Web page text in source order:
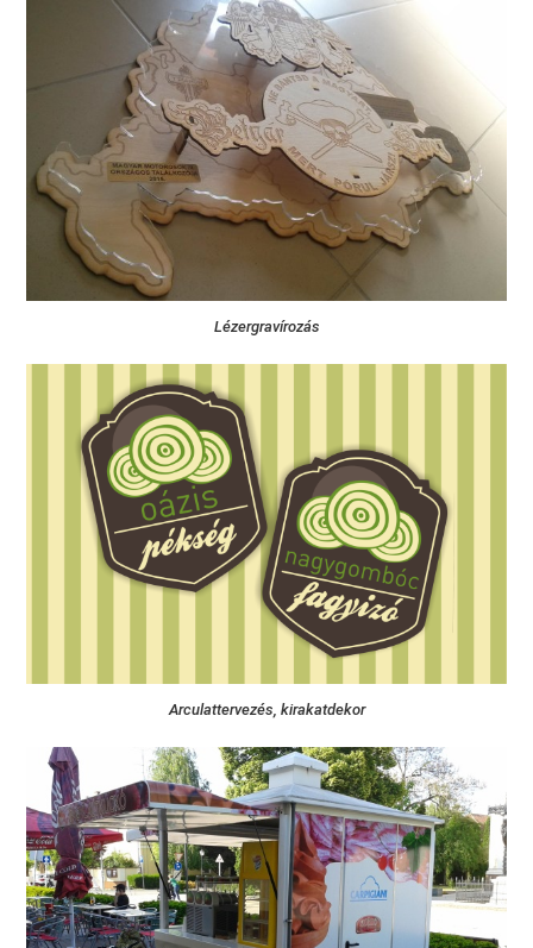
Lézergravírozás
Arculattervezés, kirakatdekor